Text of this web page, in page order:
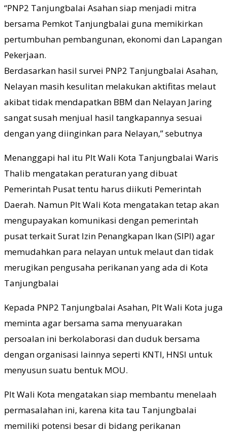
“PNP2 Tanjungbalai Asahan siap menjadi mitra
bersama Pemkot Tanjungbalai guna memikirkan
pertumbuhan pembangunan, ekonomi dan Lapangan
Pekerjaan.
Berdasarkan hasil survei PNP2 Tanjungbalai Asahan,
Nelayan masih kesulitan melakukan aktifitas melaut
akibat tidak mendapatkan BBM dan Nelayan Jaring
sangat susah menjual hasil tangkapannya sesuai
dengan yang diinginkan para Nelayan,” sebutnya
Menanggapi hal itu Plt Wali Kota Tanjungbalai Waris
Thalib mengatakan peraturan yang dibuat
Pemerintah Pusat tentu harus diikuti Pemerintah
Daerah. Namun Plt Wali Kota mengatakan tetap akan
mengupayakan komunikasi dengan pemerintah
pusat terkait Surat Izin Penangkapan Ikan (SIPI) agar
memudahkan para nelayan untuk melaut dan tidak
merugikan pengusaha perikanan yang ada di Kota
Tanjungbalai
Kepada PNP2 Tanjungbalai Asahan, Plt Wali Kota juga
meminta agar bersama sama menyuarakan
persoalan ini berkolaborasi dan duduk bersama
dengan organisasi lainnya seperti KNTI, HNSI untuk
menyusun suatu bentuk MOU.
Plt Wali Kota mengatakan siap membantu menelaah
permasalahan ini, karena kita tau Tanjungbalai
memiliki potensi besar di bidang perikanan